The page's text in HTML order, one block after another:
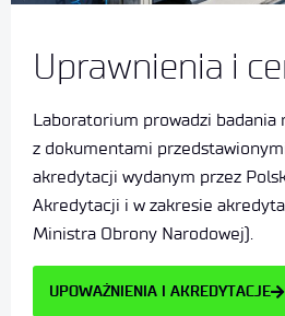
Uprawnienia i
Laboratorium prowadzi badania
z dokumentami
akredytacji wydanym przez
Akredytacji i w zakresie
Ministra Obrony Narodowej).
UPOWAŻNIENIA I AKREDYTACJE